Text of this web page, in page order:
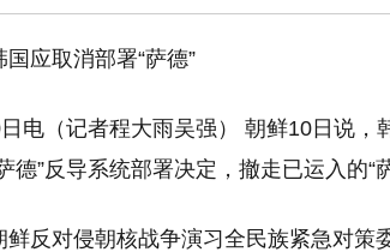
应取消部署“萨德”
电（记者程大雨吴强） 朝鲜10日说，
德”反导系统部署决定，撤走已运入的“
鲜反对侵朝核战争演习全民族紧急对策